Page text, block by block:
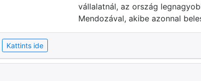
vállalatnál, az ország
Mendozával, akibe azonnal
Kattints ide